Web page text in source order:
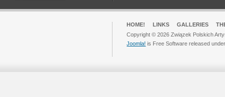
HOME! LINKS GALLERIES
Copyright © 2026 Związek Polskich
Joomla! is Free Software released